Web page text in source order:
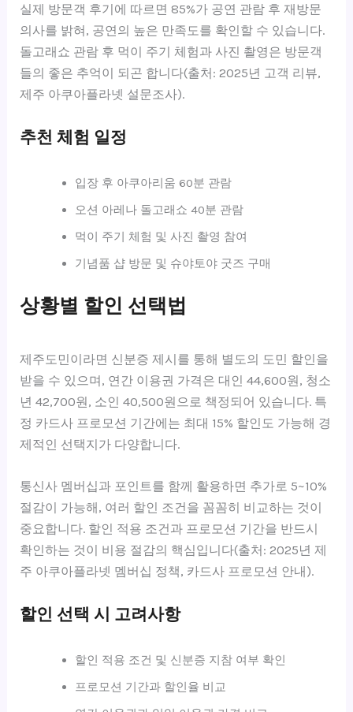
실제 방문객 후기에 따르면 85%가 공연 관람 후 재방문
의사를 밝혀, 공연의 높은 만족도를 확인할 수 있습니다.
돌고래쇼 관람 후 먹이 주기 체험과 사진 촬영은 방문객
들의 좋은 추억이 되곤 합니다(출처: 2025년 고객 리뷰,
제주 아쿠아플라넷 설문조사).
추천 체험 일정
입장 후 아쿠아리움 60분 관람
오션 아레나 돌고래쇼 40분 관람
먹이 주기 체험 및 사진 촬영 참여
기념품 샵 방문 및 슈야토야 굿즈 구매
상황별 할인 선택법
제주도민이라면 신분증 제시를 통해 별도의 도민 할인을
받을 수 있으며, 연간 이용권 가격은 대인 44,600원, 청소
년 42,700원, 소인 40,500원으로 책정되어 있습니다. 특
정 카드사 프로모션 기간에는 최대 15% 할인도 가능해 경
제적인 선택지가 다양합니다.
통신사 멤버십과 포인트를 함께 활용하면 추가로 5~10%
절감이 가능해, 여러 할인 조건을 꼼꼼히 비교하는 것이
중요합니다. 할인 적용 조건과 프로모션 기간을 반드시
확인하는 것이 비용 절감의 핵심입니다(출처: 2025년 제
주 아쿠아플라넷 멤버십 정책, 카드사 프로모션 안내).
할인 선택 시 고려사항
할인 적용 조건 및 신분증 지참 여부 확인
프로모션 기간과 할인율 비교